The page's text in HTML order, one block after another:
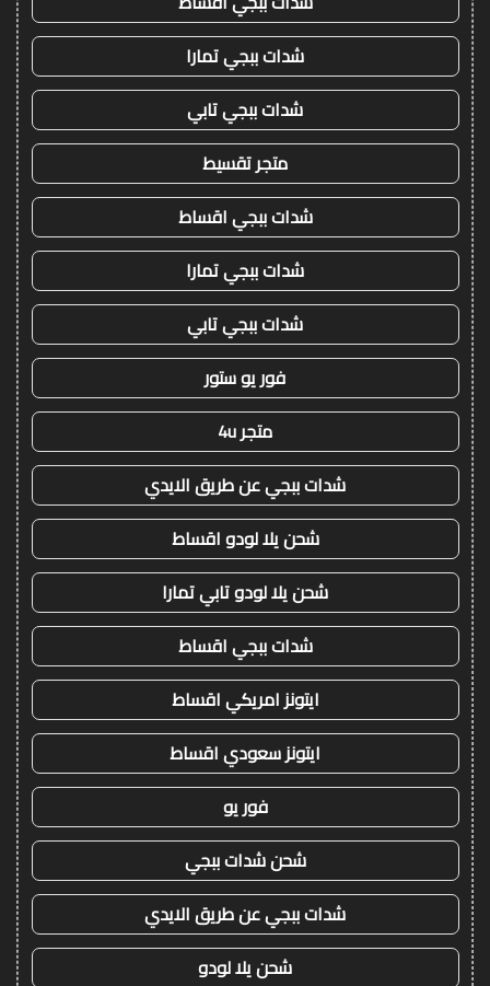
شدات ببجي تمارا
شدات ببجي تابي
متجر تقسيط
شدات ببجي اقساط
شدات ببجي تمارا
شدات ببجي تابي
فور يو ستور
متجر 4u
شدات ببجي عن طريق الايدي
شحن يلا لودو اقساط
شحن يلا لودو تابي تمارا
شدات ببجي اقساط
ايتونز امريكي اقساط
ايتونز سعودي اقساط
فور يو
شحن شدات ببجي
شدات ببجي عن طريق الايدي
شحن يلا لودو